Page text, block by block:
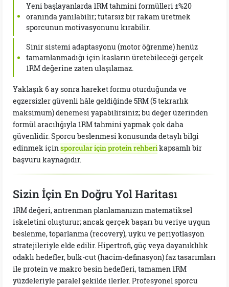
Yeni başlayanlarda 1RM tahmini formülleri ±%20
oranında yanılabilir; tutarsız bir rakam üretmek
sporcunun motivasyonunu kırabilir.
Sinir sistemi adaptasyonu (motor öğrenme) henüz
tamamlanmadığı için kasların üretebileceği gerçek
1RM değerine zaten ulaşılamaz.
Yaklaşık 6 ay sonra hareket formu oturduğunda ve
egzersizler güvenli hâle geldiğinde 5RM (5 tekrarlık
maksimum) denemesi yapabilirsiniz; bu değer üzerinden
formül aracılığıyla 1RM tahmini yapmak çok daha
güvenlidir. Sporcu beslenmesi konusunda detaylı bilgi
edinmek için sporcular için protein rehberikapsamlı bir
başvuru kaynağıdır.
Sizin İçin En Doğru Yol Haritası
1RM değeri, antrenman planlamanızın matematiksel
iskeletini oluşturur; ancak gerçek başarı bu veriye uygun
beslenme, toparlanma (recovery), uyku ve periyotlasyon
stratejileriyle elde edilir. Hipertrofi, güç veya dayanıklılık
odaklı hedefler, bulk-cut (hacim-definasyon) faz tasarımları
ile protein ve makro besin hedefleri, tamamen 1RM
yüzdeleriyle paralel şekilde ilerler. Profesyonel sporcu